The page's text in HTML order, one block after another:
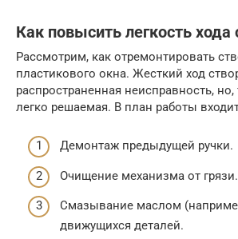
Как повысить легкость хода
Рассмотрим, как отремонтировать
пластикового окна. Жесткий ход
распространенная неисправность,
легко решаемая. В план работы
Демонтаж предыдущей ручки.
Очищение механизма от грязи.
Смазывание маслом
движущихся деталей.